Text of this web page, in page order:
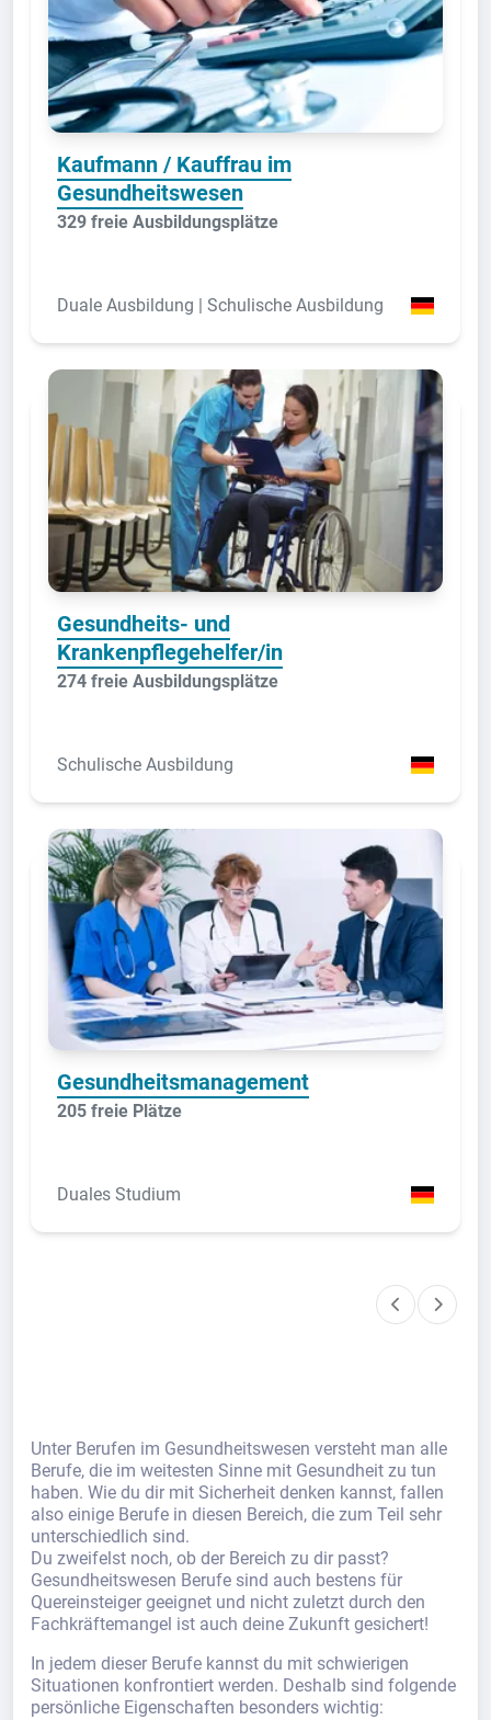
Kaufmann / Kauffrau im
Gesundheitswesen
329 freie Ausbildungsplätze
Duale Ausbildung | Schulische Ausbildung
Gesundheits- und
Krankenpflegehelfer/in
274 freie Ausbildungsplätze
Schulische Ausbildung
Gesundheitsmanagement
205 freie Plätze
Duales Studium
Unter Berufen im Gesundheitswesen versteht man alle
Berufe, die im weitesten Sinne mit Gesundheit zu tun
haben. Wie du dir mit Sicherheit denken kannst, fallen
also einige Berufe in diesen Bereich, die zum Teil sehr
unterschiedlich sind.
Du zweifelst noch, ob der Bereich zu dir passt?
Gesundheitswesen Berufe sind auch bestens für
Quereinsteiger geeignet und nicht zuletzt durch den
Fachkräftemangel ist auch deine Zukunft gesichert!
In jedem dieser Berufe kannst du mit schwierigen
Situationen konfrontiert werden. Deshalb sind folgende
persönliche Eigenschaften besonders wichtig: